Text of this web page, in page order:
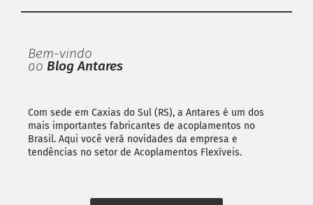
Bem-vindo
ao Blog Antares
Com sede em Caxias do Sul (RS), a Antares é um dos
mais importantes fabricantes de acoplamentos no
Brasil. Aqui você verá novidades da empresa e
tendências no setor de Acoplamentos Flexíveis.